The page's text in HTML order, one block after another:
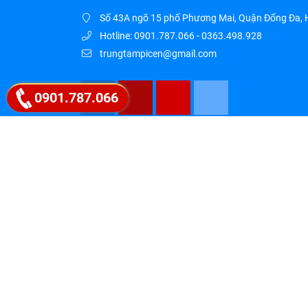
Số 43A ngõ 15 phố Phương Mai, Quận Đống Đa,
Hotline: 0901.787.066 - 0363.498.928
trungtampicen@gmail.com
0901.787.066